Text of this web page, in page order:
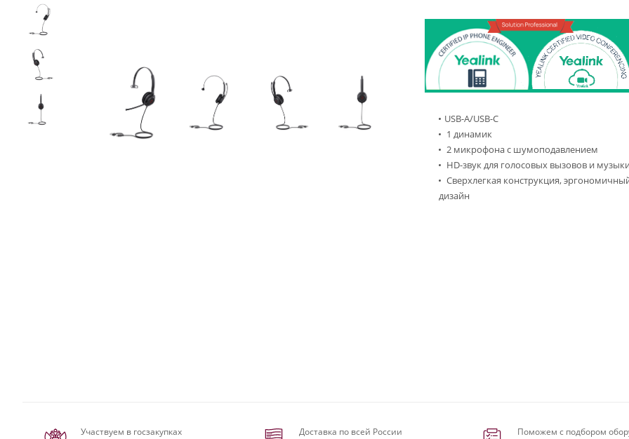
USB-A/USB-C
1 динамик
2 микрофона с шумоподавлением
HD-звук для голосовых вызовов и музыки
Сверхлегкая конструкция,
дизайн
Участвуем в госзакупках
Доставка по всей России
Поможем с подбором